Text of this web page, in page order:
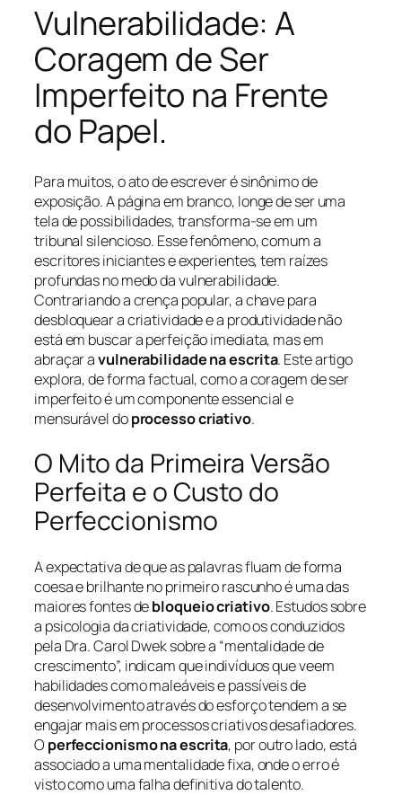
Vulnerabilidade: A
Coragem de Ser
Imperfeito na Frente
do Papel.
Para muitos, o ato de escrever é sinônimo de
exposição. A página em branco, longe de ser uma
tela de possibilidades, transforma-se em um
tribunal silencioso. Esse fenômeno, comum a
escritores iniciantes e experientes, tem raízes
profundas no medo da vulnerabilidade.
Contrariando a crença popular, a chave para
desbloquear a criatividade e a produtividade não
está em buscar a perfeição imediata, mas em
abraçar avulnerabilidade na escrita. Este artigo
explora, de forma factual, como a coragem de ser
imperfeito é um componente essencial e
mensurável doprocesso criativo.
O Mito da Primeira Versão
Perfeita e o Custo do
Perfeccionismo
A expectativa de que as palavras fluam de forma
coesa e brilhante no primeiro rascunho é uma das
maiores fontes debloqueio criativo. Estudos sobre
a psicologia da criatividade, como os conduzidos
pela Dra. Carol Dwek sobre a “mentalidade de
crescimento”, indicam que indivíduos que veem
habilidades como maleáveis e passíveis de
desenvolvimento através do esforço tendem a se
engajar mais em processos criativos desafiadores.
O perfeccionismo na escrita, por outro lado, está
associado a uma mentalidade fixa, onde o erro é
visto como uma falha definitiva do talento.